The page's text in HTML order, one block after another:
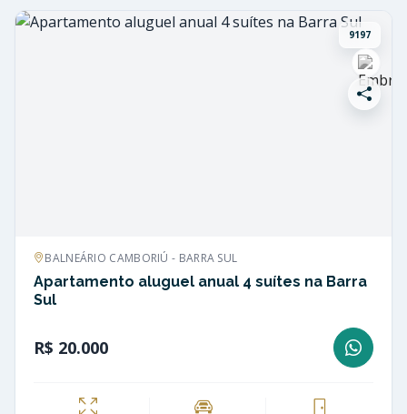
9197
BALNEÁRIO CAMBORIÚ - BARRA SUL
Apartamento aluguel anual 4 suítes na Barra
Sul
R$ 20.000